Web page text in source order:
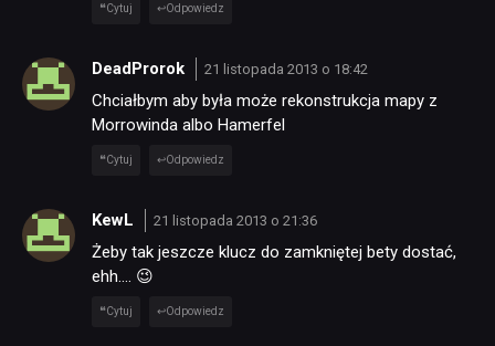
Cytuj Odpowiedz
DeadProrok 21 listopada 2013 o 18:42
Chciałbym aby była może rekonstrukcja mapy z
Morrowinda albo Hamerfel
Cytuj Odpowiedz
KewL 21 listopada 2013 o 21:36
Żeby tak jeszcze klucz do zamkniętej bety dostać,
ehh…. 😉
Cytuj Odpowiedz